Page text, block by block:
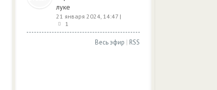
луке
21 января 2024, 14:47 |
1
Весь эфир | RSS